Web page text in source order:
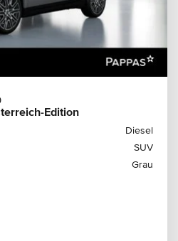
Edition
Diesel
SUV
Grau